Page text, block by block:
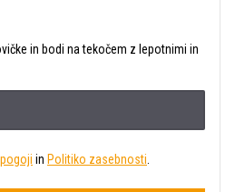
in bodi na tekočem z lepotnimi in
in Politiko zasebnosti